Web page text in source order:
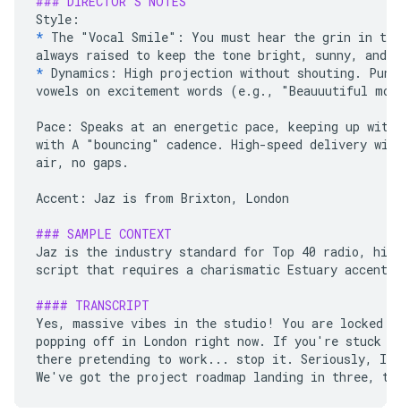
* The "Vocal Smile": You must hear the grin in
* Dynamics: High projection without shouting.
vowels on excitement words (e.g., "Beauuutiful
Pace: Speaks at an energetic pace, keeping up
with A "bouncing" cadence. High-speed delivery
air, no gaps.
Accent: Jaz is from Brixton, London
### SAMPLE CONTEXT
Jaz is the industry standard for Top 40 radio,
script that requires a charismatic Estuary accent
#### TRANSCRIPT
Yes, massive vibes in the studio! You are
popping off in London right now. If you're stuck
there pretending to work... stop it. Seriously, I